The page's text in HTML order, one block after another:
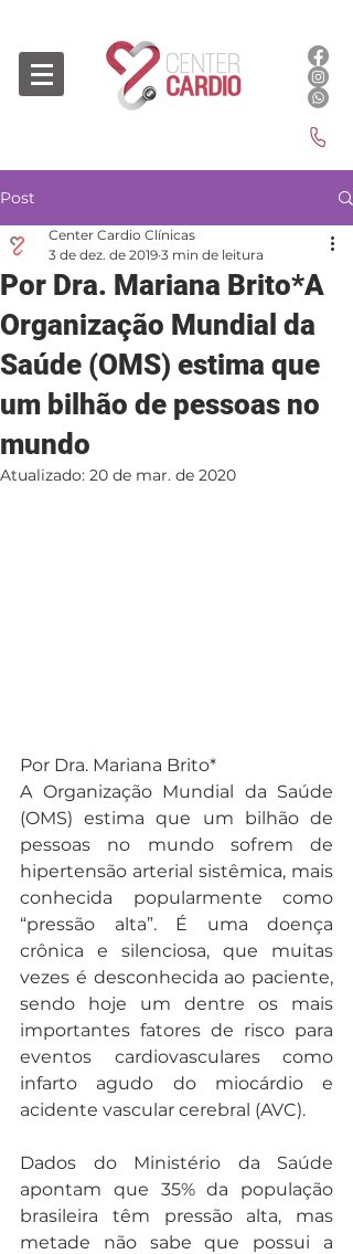
Post
Por Dra. Mariana Brito*A
Organização Mundial da
Saúde (OMS) estima que
um bilhão de pessoas no
mundo
Center Cardio Clínicas
3 de dez. de 2019 3 min de leitura
Atualizado: 20 de mar. de 2020
Por Dra. Mariana Brito*
A Organização Mundial da Saúde
(OMS) estima que um bilhão de
pessoas no mundo sofrem de
hipertensão arterial sistêmica, mais
conhecida popularmente como
“pressão alta”. É uma doença
crônica e silenciosa, que muitas
vezes é desconhecida ao paciente,
sendo hoje um dentre os mais
importantes fatores de risco para
eventos cardiovasculares como
infarto agudo do miocárdio e
acidente vascular cerebral (AVC).
Dados do Ministério da Saúde
apontam que 35% da população
brasileira têm pressão alta, mas
metade não sabe que possui a